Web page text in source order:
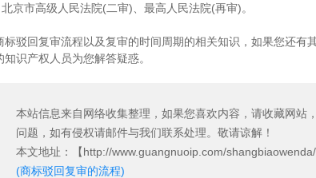
市高级人民法院(二审)、最高人民法院(再审)。
回复审流程以及复审的时间周期的相关知识，如果您还有
知识产权 人员为您解答疑惑。
本站信息来自网络收集整理，如果您喜欢内容，请收藏网站
问题，如有侵权请邮件与我们联系处理。敬请谅解！
本文地址 ：【http://www.guangnuoip.com/shangbiaowenda/
(商标驳回复审的流程)